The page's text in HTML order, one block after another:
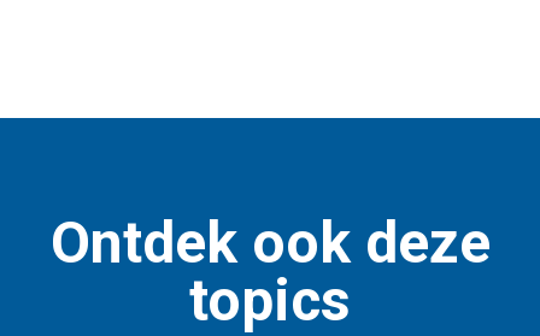
Ontdek ook deze
topics